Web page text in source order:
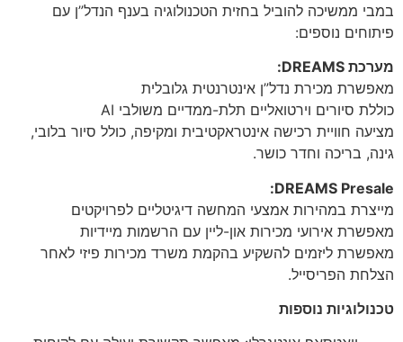
במבי ממשיכה להוביל בחזית הטכנולוגיה בענף הנדל”ן עם
פיתוחים נוספים:
מערכת DREAMS:
מאפשרת מכירת נדל”ן אינטרנטית גלובלית
כוללת סיורים וירטואליים תלת-ממדיים משולבי AI
מציעה חוויית רכישה אינטראקטיבית ומקיפה, כולל סיור בלובי,
גינה, בריכה וחדר כושר.
DREAMS Presale:
מייצרת במהירות אמצעי המחשה דיגיטליים לפרויקטים
מאפשרת אירועי מכירות און-ליין עם הרשמות מיידיות
מאפשרת ליזמים להשקיע בהקמת משרד מכירות פיזי לאחר
הצלחת הפריסייל.
טכנולוגיות נוספות